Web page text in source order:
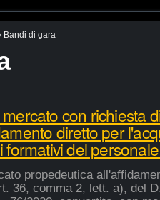
Bandi di gara
con richiesta
diretto per
del
propedeutica
36, comma 2, lett. a), del